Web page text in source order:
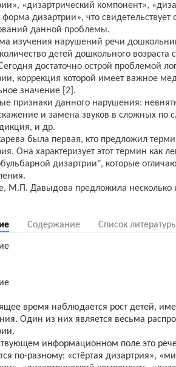
«дизартрический компонент»,
форма дизартрии», что
данной проблемы.
изучения нарушений речи
детей дошкольного
достаточно острой проблемой
коррекция которой имеет важное
значение [2].
признаки данного нарушения:
и замена звуков в сложных по
и др.
была первая, кто предложил
Она характеризует этот термин как
дизартрии", которые
М.П. Давыдова предложила несколько
Содержание Список
время наблюдается рост детей,
Один из них является весьма
информационном поле это
по-разному: «стёртая дизартрия»,